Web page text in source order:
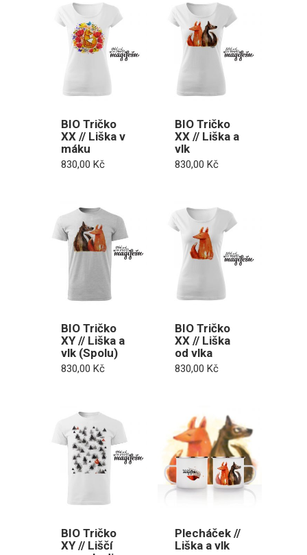
BIO Tričko
XX // Liška v
máku
830,00 Kč
BIO Tričko
XX // Liška a
vlk
830,00Kč
BIO Tričko
XY // Liška a
vlk (Spolu)
830,00 Kč
BIO Tričko
XX // Liška
od vlka
830,00Kč
BIO Tričko
XY // Liščí
Plecháček //
Liška a vlk